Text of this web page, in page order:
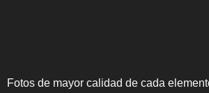
Fotos de mayor calidad de cada